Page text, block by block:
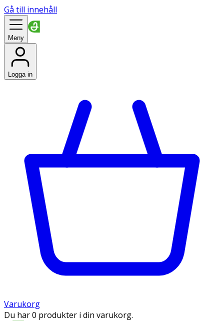
Gå till innehåll
Meny
Logga in
Varukorg
Du har 0 produkter i din varukorg.